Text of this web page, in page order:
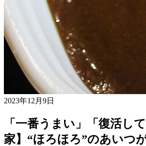
2023年12月9日
「一番うまい」「復活し
家】“ほろほろ”のあいつ